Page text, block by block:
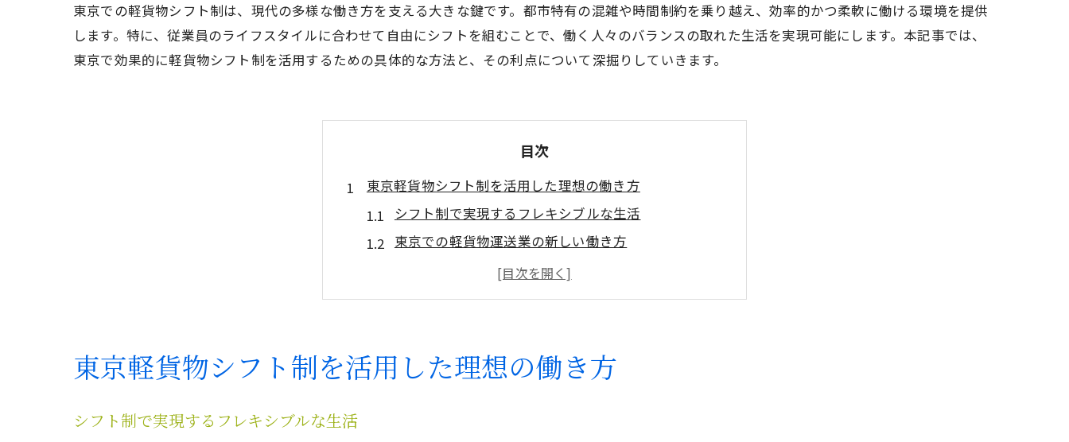
東京での軽貨物シフト制は、現代の多様な働き方を支える大きな鍵です。都市特有の混雑や時間制約を乗り越え、効率的かつ柔軟に働ける環境を提供
します。特に、従業員のライフスタイルに合わせて自由にシフトを組むことで、働く人々のバランスの取れた生活を実現可能にします。本記事では、
東京で効果的に軽貨物シフト制を活用するための具体的な方法と、その利点について深掘りしていきます。
目次
東京軽貨物シフト制を活用した理想の働き方
シフト制で実現するフレキシブルな生活
東京での軽貨物運送業の新しい働き方
個々のライフスタイルに合わせたシフト調整
軽貨物シフト制の利点を最大限利用する方法
健康的なワークライフバランスの確立
軽貨物シフト制が東京でのライフスタイルを変える理由
東京軽貨物シフト制を活用した理想の働き方
シフト制で実現するフレキシブルな生活